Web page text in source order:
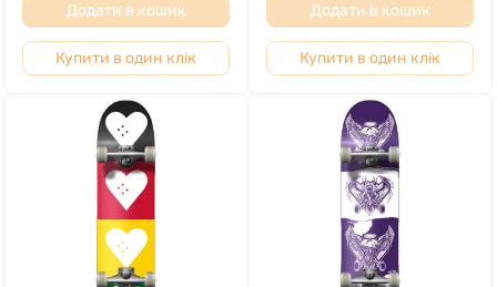
Додати в кошик
Купити в один клік
Додати в кошик
Купити в один клік